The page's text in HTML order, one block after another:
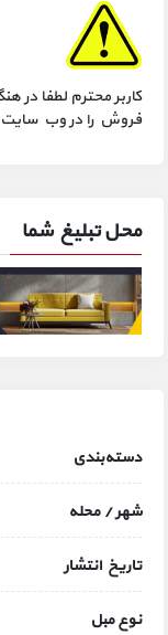
کاربر محترم لطفا در
فروش را در وب
محل تبلیغ شما
دسته‌بندی
شهر / محله
تاریخ انتشار
نوع مبل